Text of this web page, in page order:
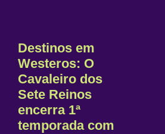
Destinos em
Westeros: O
Cavaleiro dos
Sete Reinos
encerra 1ª
temporada com